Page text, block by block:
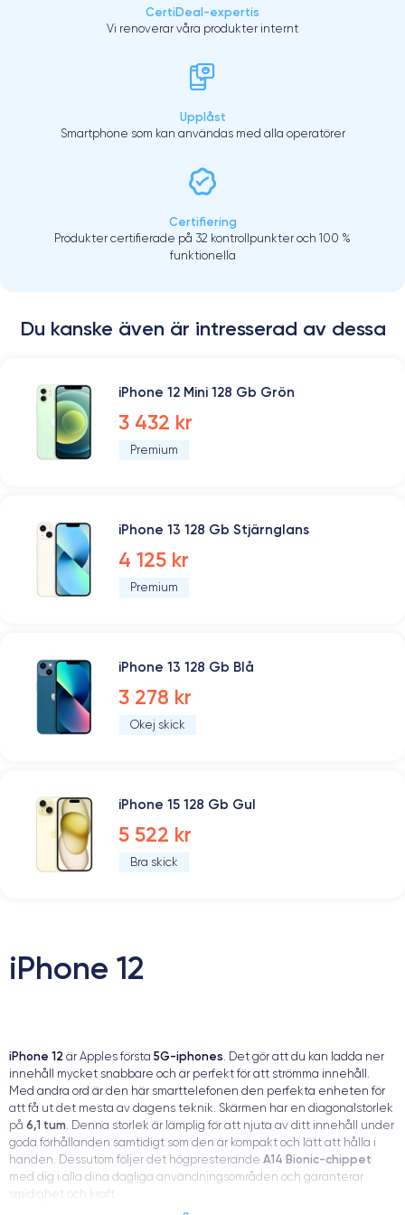
CertiDeal-expertis
Vi renoverar våra produkter internt
Upplåst
Smartphone som kan användas med alla operatörer
Certifiering
Produkter certifierade på 32 kontrollpunkter och 100 %
funktionella
Du kanske även är intresserad av dessa
iPhone 12 Mini 128 Gb Grön
3 432 kr
Premium
iPhone 13 128 Gb Stjärnglans
4 125 kr
Premium
iPhone 13 128 Gb Blå
3 278 kr
Okej skick
iPhone 15 128 Gb Gul
5 522 kr
Bra skick
iPhone 12
iPhone 12 är Apples första 5G-iphones. Det gör att du kan ladda ner
innehåll mycket snabbare och är perfekt för att strömma innehåll.
Med andra ord är den här smarttelefonen den perfekta enheten för
att få ut det mesta av dagens teknik. Skärmen har en diagonalstorlek
på 6,1 tum. Denna storlek är lämplig för att njuta av ditt innehåll under
goda förhållanden samtidigt som den är kompakt och lätt att hålla i
handen. Dessutom följer det högpresterande A14 Bionic-chippet
med dig i alla dina dagliga användningsområden och garanterar
smidighet och kraft.